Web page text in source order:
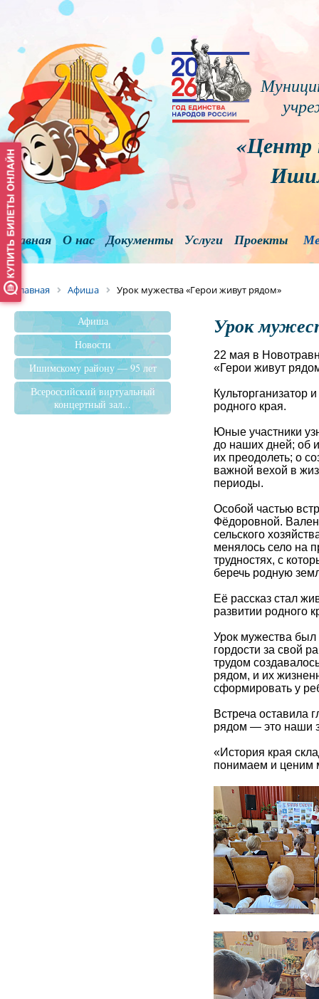
«Центр
Главная О нас Документы Услуги Проекты
Главная Афиша Урок мужества «Герои живут рядом»
Афиша
Новости
Ишимскому району — 95 лет
Всероссийский виртуальный
концертный зал...
Урок
22 мая в
«Герои живут
Культорганизатор
родного края.
Юные участники
до наших дней; об
их преодолеть; о
важной вехой в
периоды.
Особой частью
Фёдоровной.
сельского
менялось село на
трудностях, с
беречь родную
Её рассказ стал
развитии родного
Урок мужества был
гордости за свой
трудом
рядом, и их
сформировать у
Встреча оставила
рядом — это наши
«История края
понимаем и ценим